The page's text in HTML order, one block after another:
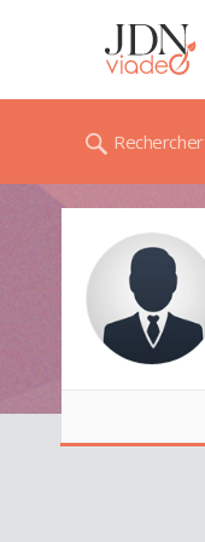
Rechercher